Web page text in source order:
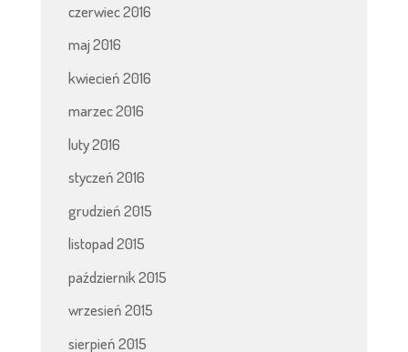
czerwiec 2016
maj 2016
kwiecień 2016
marzec 2016
luty 2016
styczeń 2016
grudzień 2015
listopad 2015
październik 2015
wrzesień 2015
sierpień 2015